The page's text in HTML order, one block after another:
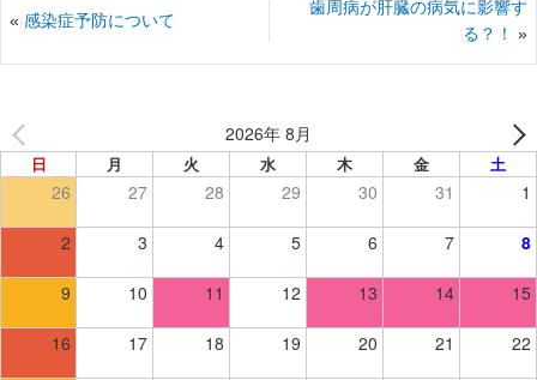
« 感染症予防について
歯周病が肝臓の病気に影響す
る？！
»
2026年 8月
日 月 火 水 木 金 土
26 27 28 29 30 31 1
2 3 4 5 6 7 8
9 10 11 12 13 14 15
16 17 18 19 20 21 22